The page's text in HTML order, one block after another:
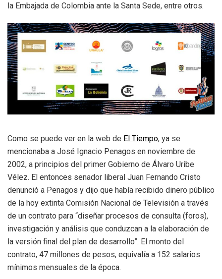
la Embajada de Colombia ante la Santa Sede, entre otros.
Como se puede ver en la web de El Tiempo, ya se
mencionaba a José Ignacio Penagos en noviembre de
2002, a principios del primer Gobierno de Álvaro Uribe
Vélez. El entonces senador liberal Juan Fernando Cristo
denunció a Penagos y dijo que había recibido dinero público
de la hoy extinta Comisión Nacional de Televisión a través
de un contrato para “diseñar procesos de consulta (foros),
investigación y análisis que conduzcan a la elaboración de
la versión final del plan de desarrollo”. El monto del
contrato, 47 millones de pesos, equivalía a 152 salarios
mínimos mensuales de la época.